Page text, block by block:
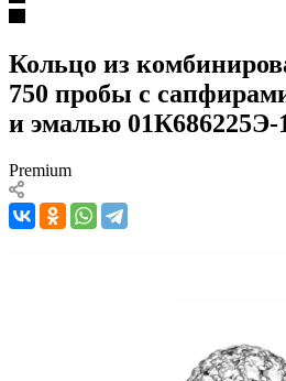
Кольцо из
750 пробы с
и эмалью 01К686225Э-
Premium